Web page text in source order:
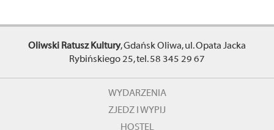
Oliwski Ratusz Kultury, Gdańsk Oliwa, ul. Opata Jacka
Rybińskiego 25, tel. 58 345 29 67
WYDARZENIA
ZJEDZ I WYPIJ
HOSTEL